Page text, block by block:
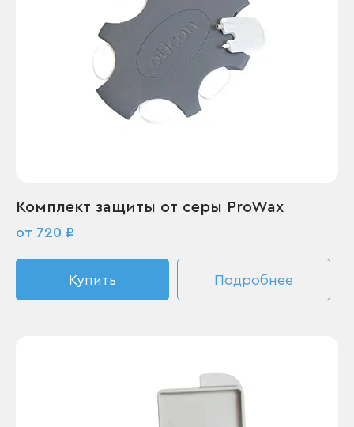
Комплект защиты от серы ProWax
от 720 ₽
Купить Подробнее